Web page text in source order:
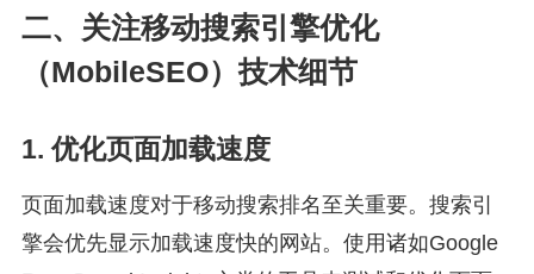
二、关注移动搜索引擎优化
（MobileSEO）技术细节
1. 优化页面加载速度
页面加载速度对于移动搜索排名至关重要。搜索引
擎会优先显示加载速度快的网站。使用诸如Google